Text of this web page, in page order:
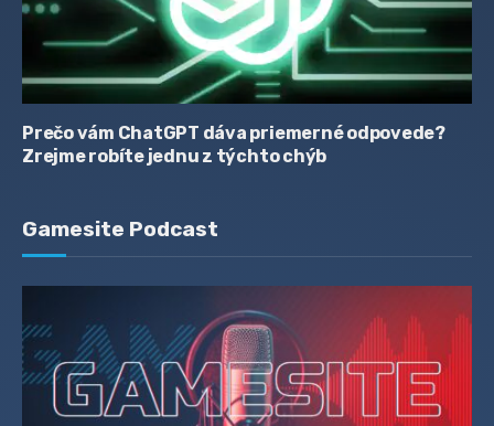
Prečo vám ChatGPT dáva priemerné odpovede?
Zrejme robíte jednu z týchto chýb
Gamesite Podcast